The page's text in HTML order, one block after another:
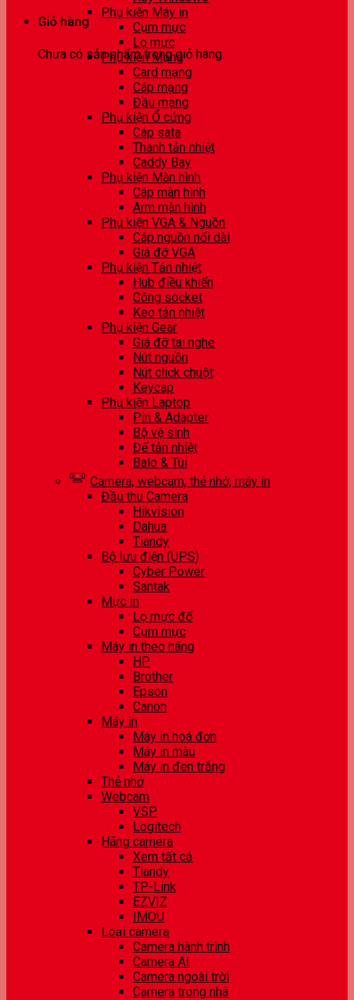
Giỏ hàng
Chưa có sản phẩm trong giỏ hàng.
Phụ kiện Máy in
Cụm mực
Lọ mực
Phụ kiện Mạng
Card mạng
Cáp mạng
Đầu mạng
Phụ kiện Ổ cứng
Cáp sata
Thanh tản nhiệt
Caddy Bay
Phụ kiện Màn hình
Cáp màn hình
Arm màn hình
Phụ kiện VGA & Nguồn
Cáp nguồn nối dài
Giá đỡ VGA
Phụ kiện Tản nhiệt
Hub điều khiển
Gông socket
Keo tản nhiệt
Phụ kiện Gear
Giá đỡ tai nghe
Nút nguồn
Nút click chuột
Keycap
Phụ kiện Laptop
Pin & Adapter
Bộ vệ sinh
Đế tản nhiệt
Balo & Túi
Camera, webcam, thẻ nhớ, máy in
Đầu thu Camera
Hikvision
Dahua
Tiandy
Bộ lưu điện (UPS)
Cyber Power
Santak
Mực in
Lọ mực đổ
Cụm mực
Máy in theo hãng
HP
Brother
Epson
Canon
Máy in
Máy in hoá đơn
Máy in màu
Máy in đen trắng
Thẻ nhớ
Webcam
VSP
Logitech
Hãng camera
Xem tất cả
Tiandy
TP-Link
EZVIZ
IMOU
Loại camera
Camera hành trình
Camera AI
Camera ngoài trời
Camera trong nhà